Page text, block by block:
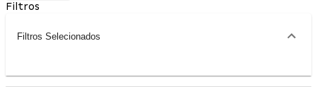
Filtros
Filtros Selecionados